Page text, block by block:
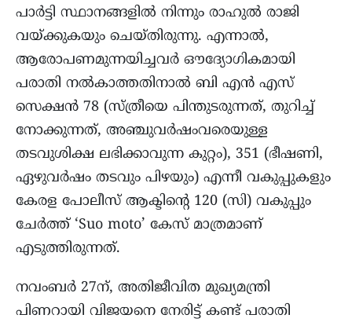
പാർട്ടി സ്ഥാനങ്ങളിൽ നിന്നും രാഹുൽ രാജി
വയ്ക്കുകയും ചെയ്തിരുന്നു. എന്നാൽ,
ആരോപണമുന്നയിച്ചവർ ഔദ്യോഗികമായി
പരാതി നൽകാത്തതിനാൽ ബി എൻ എസ്
സെക്ഷൻ 78 (സ്ത്രീയെ പിന്തുടരുന്നത്, തുറിച്ച്
നോക്കുന്നത്, അഞ്ചുവർഷംവരെയുള്ള
തടവുശിക്ഷ ലഭിക്കാവുന്ന കുറ്റം), 351 (ഭീഷണി,
ഏഴുവർഷം തടവും പിഴയും) എന്നീ വകുപ്പുകളും
കേരള പോലീസ് ആക്ടിന്റെ 120 (സി) വകുപ്പും
ചേർത്ത് ‘Suo moto’ കേസ് മാത്രമാണ്
എടുത്തിരുന്നത്.
നവംബർ 27ന്, അതിജീവിത മുഖ്യമന്ത്രി
പിണറായി വിജയനെ നേരിട്ട് കണ്ട് പരാതി